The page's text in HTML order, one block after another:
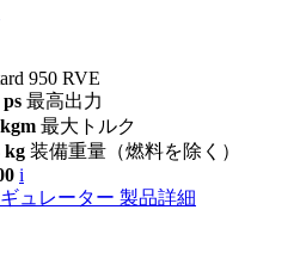
950 RVE
ps 最高出力
最大トルク
kg 装備重量（燃料を除く）
i
ュレーター 製品詳細